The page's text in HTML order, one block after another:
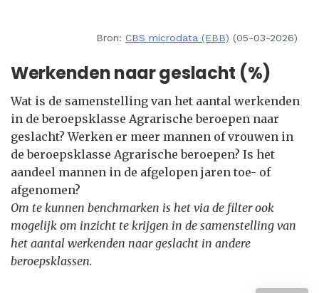
Bron: CBS microdata (EBB) (05-03-2026)
Werkenden naar geslacht (%)
Wat is de samenstelling van het aantal werkenden
in de beroepsklasse Agrarische beroepen naar
geslacht? Werken er meer mannen of vrouwen in
de beroepsklasse Agrarische beroepen? Is het
aandeel mannen in de afgelopen jaren toe- of
afgenomen?
Om te kunnen benchmarken is het via de filter ook
mogelijk om inzicht te krijgen in de samenstelling van
het aantal werkenden naar geslacht in andere
beroepsklassen.